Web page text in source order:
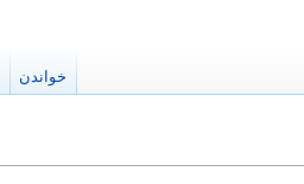
خواندن